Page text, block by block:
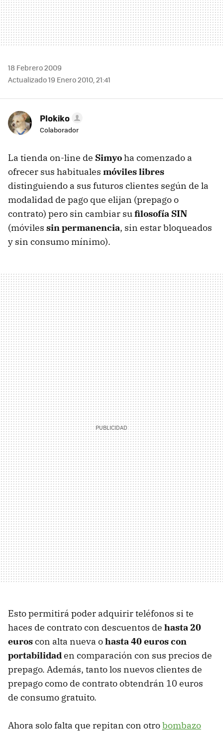
18 Febrero 2009
Actualizado 19 Enero 2010, 21:41
Plokiko
Colaborador
La tienda on-line de Simyoha comenzado a
ofrecer sus habituales móviles libres
distinguiendo a sus futuros clientes según de la
modalidad de pago que elijan (prepago o
contrato) pero sin cambiar sufilosofía SIN
(móviles sin permanencia, sin estar bloqueados
y sin consumo mínimo).
Esto permitirá poder adquirir teléfonos si te
haces de contrato con descuentos de hasta 20
euroscon alta nueva ohasta 40 euros con
portabilidaden comparación con sus precios de
prepago. Además, tanto los nuevos clientes de
prepago como de contrato obtendrán 10 euros
de consumo gratuito.
Ahora solo falta que repitan con otrobombazo